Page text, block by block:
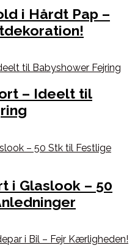
i Hårdt Pap –
– Ideelt til
i Glaslook – 50